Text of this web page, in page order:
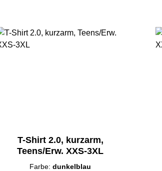
T-Shirt 2.0, kurzarm,
Teens/Erw. XXS-3XL
Farbe:dunkelblau